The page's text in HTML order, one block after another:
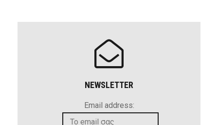
NEWSLETTER
Email address: